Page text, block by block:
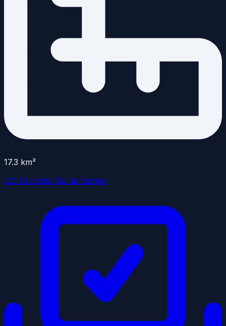
17.3 km²
CC Touraine Val de Vienne